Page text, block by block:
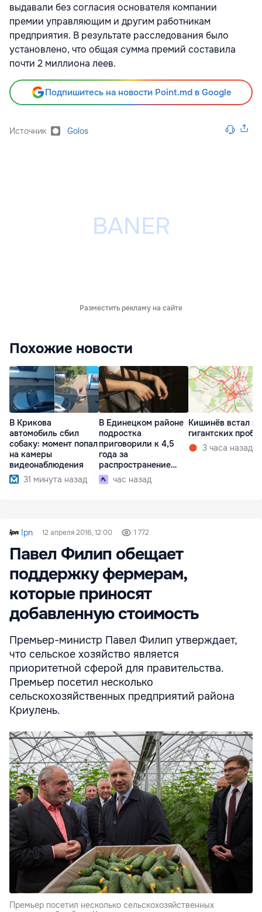
выдавали без согласия основателя компании
премии управляющим и другим работникам
предприятия. В результате расследования было
установлено, что общая сумма премий составила
почти 2 миллиона леев.
Подпишитесь на новости Point.md в Google
Источник Golos
Разместить рекламу на сайте
Похожие новости
В Крикова
автомобиль сбил
собаку: момент попал
на камеры
видеонаблюдения
31 минута назад
В Единецком районе
подростка
приговорили к 4,5
года за
распространение
наркотиков
час назад
Кишинёв встал в
гигантских
3 часа назад
Ipn 12 апреля 2016, 12:00 1 772
Павел Филип обещает
поддержку фермерам,
которые приносят
добавленную стоимость
Премьер-министр Павел Филип утверждает,
что сельское хозяйство является
приоритетной сферой для правительства.
Премьер посетил несколько
сельскохозяйственных предприятий района
Криулень.
Премьер посетил несколько сельскохозяйственных